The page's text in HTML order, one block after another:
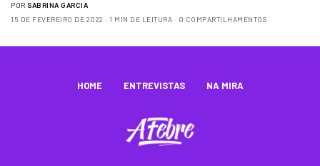
POR SABRINA GARCIA
15 DE FEVEREIRO DE 2022
1 MIN DE LEITURA 0 COMPARTILHAMENTOS
HOME ENTREVISTAS NA MIRA